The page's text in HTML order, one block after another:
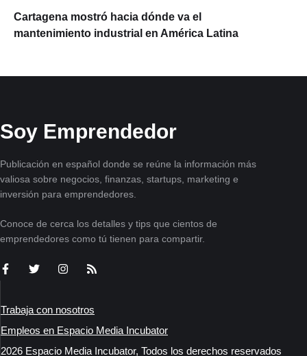
Cartagena mostró hacia dónde va el
mantenimiento industrial en América Latina
Soy Emprendedor
Publicación en español donde se reúne la información más
valiosa sobre negocios, finanzas, startups, marketing e
inversión para emprendedores.
Conoce de cerca los detalles y tips que cientos de
emprendedores como tú tienen para compartir.
Trabaja con nosotros
Empleos en Espacio Media Incubator
2026 Espacio Media Incubator, Todos los derechos reservados